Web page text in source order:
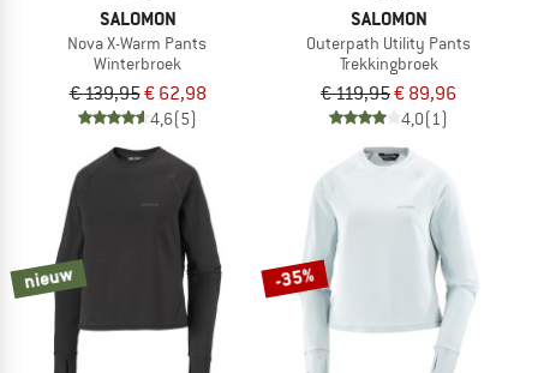
SALOMON
Nova X-Warm Pants
Winterbroek
€ 139,95€ 62,98
4,6(5)
SALOMON
Outerpath Utility Pants
Trekkingbroek
€ 119,95€ 89,96
4,0(1)
nieuw -35%